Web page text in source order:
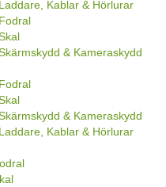
Kablar & Hörlurar
& Kameraskydd
& Kameraskydd
Kablar & Hörlurar